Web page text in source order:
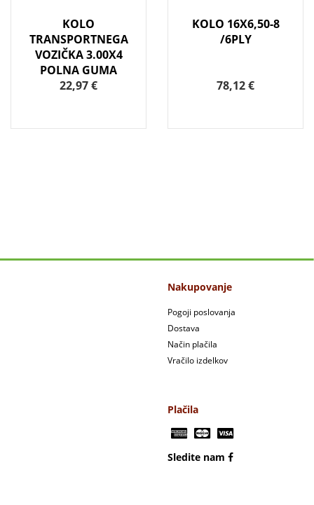
KOLO
TRANSPORTNEGA
VOZIČKA 3.00X4
POLNA GUMA
22,97 €
KOLO 16X6,50-8
/6PLY
78,12 €
Nakupovanje
Pogoji poslovanja
Dostava
Način plačila
Vračilo izdelkov
Plačila
Sledite nam